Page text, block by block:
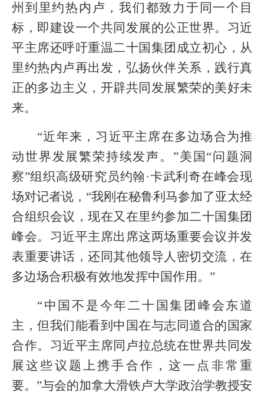
州到里约热内卢，我们都致力于同一个目
标，即建设一个共同发展的公正世界。习近
平主席还呼吁重温二十国集团成立初心，从
里约热内卢再出发，弘扬伙伴关系，践行真
正的多边主义，开辟共同发展繁荣的美好未
来。
“近年来，习近平主席在多边场合为推
动世界发展繁荣持续发声。”美国“问题洞
察”组织高级研究员约翰·卡武利奇在峰会现
场对记者说，“我刚在秘鲁利马参加了亚太经
合组织会议，现在又在里约参加二十国集团
峰会。习近平主席出席这两场重要会议并发
表重要讲话，还同其他领导人密切交流，在
多边场合积极有效地发挥中国作用。”
“中国不是今年二十国集团峰会东道
主，但我们能看到中国在与志同道合的国家
合作。习近平主席同卢拉总统在世界共同发
展这些议题上携手合作，这一点非常重
要。”与会的加拿大滑铁卢大学政治学教授安